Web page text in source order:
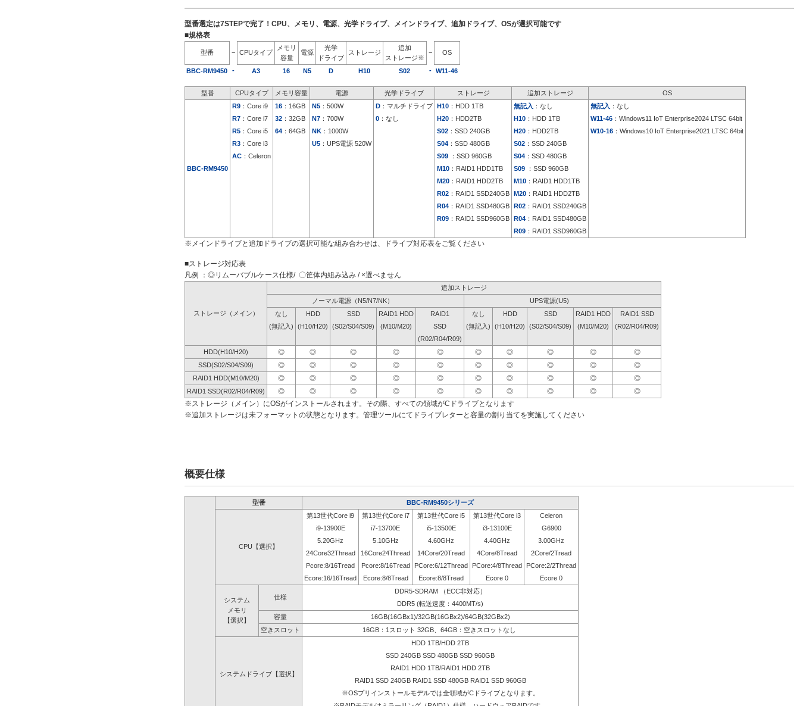
型番選定は7STEPで完了！CPU、メモリ、電源、光学ドライブ、メインドライブ、追加ドライブ、OSが選択可能です
■規格表
型番 − CPUタイプ
メモリ
容量
電源
光学
ドライブ
ストレージ
追加
ストレージ※
− OS
BBC-RM9450 - A3 16 N5 D H10 S02 - W11-46
型番 CPUタイプ メモリ容量 電源 光学ドライブ ストレージ 追加ストレージ OS
BBC-RM9450
R9 ：Core i9 16 ：16GB N5 ：500W D ：マルチドライブ H10 ：HDD 1TB 無記入 ：なし 無記入 ：なし
R7 ：Core i7 32 ：32GB N7 ：700W 0 ：なし H20 ：HDD2TB H10 ：HDD 1TB W11-46 ：Windows11 IoT Enterprise2024 LTSC 64bit
R5 ：Core i5 64 ：64GB NK ：1000W S02 ：SSD 240GB H20 ：HDD2TB W10-16 ：Windows10 IoT Enterprise2021 LTSC 64bit
R3 ：Core i3 U5 ：UPS電源 520W S04 ：SSD 480GB S02 ：SSD 240GB
AC ：Celeron S09 ：SSD 960GB S04 ：SSD 480GB
M10 ：RAID1 HDD1TB S09 ：SSD 960GB
M20 ：RAID1 HDD2TB M10 ：RAID1 HDD1TB
R02 ：RAID1 SSD240GB M20 ：RAID1 HDD2TB
R04 ：RAID1 SSD480GB R02 ：RAID1 SSD240GB
R09 ：RAID1 SSD960GB R04 ：RAID1 SSD480GB
R09 ：RAID1 SSD960GB
※メインドライブと追加ドライブの選択可能な組み合わせは、ドライブ対応表をご覧ください
■ストレージ対応表
凡例 ：◎リムーバブルケース仕様/ 〇筐体内組み込み / ×選べません
追加ストレージ
ノーマル電源（N5/N7/NK）
UPS電源(U5)
ストレージ（メイン）
なし HDD SSD RAID1 HDD RAID1 なし HDD SSD RAID1 HDD
RAID1 SSD
(無記入)
(H10/H20) (S02/S04/S09) (M10/M20) SSD (無記入) (H10/H20) (S02/S04/S09) (M10/M20)
(R02/R04/R09)
(R02/R04/R09)
HDD(H10/H20)
◎ ◎ ◎ ◎ ◎ ◎ ◎ ◎ ◎
◎
SSD(S02/S04/S09)
◎ ◎ ◎ ◎ ◎ ◎ ◎ ◎ ◎
◎
RAID1 HDD(M10/M20)
◎ ◎ ◎ ◎ ◎ ◎ ◎ ◎ ◎
◎
RAID1 SSD(R02/R04/R09)
◎ ◎ ◎ ◎ ◎ ◎ ◎ ◎ ◎ ◎
※ストレージ（メイン）にOSがインストールされます。その際、すべての領域がCドライブとなります
※追加ストレージは未フォーマットの状態となります。管理ツールにてドライブレターと容量の割り当てを実施してください
概要仕様
型番 BBC-RM9450シリーズ
CPU【選択】
第13世代Core i9 第13世代Core i7 第13世代Core i5 第13世代Core i3
Celeron
i9-13900E
i7-13700E i5-13500E i3-13100E
G6900
5.20GHz
5.10GHz 4.60GHz 4.40GHz
3.00GHz
24Core32Thread
16Core24Thread 14Core/20Tread 4Core/8Tread
2Core/2Tread
Pcore:8/16Tread
Pcore:8/16Tread PCore:6/12Thread PCore:4/8Thread
PCore:2/2Thread
Ecore:16/16Tread
Ecore:8/8Tread Ecore:8/8Tread Ecore 0 Ecore 0
システム
メモリ
【選択】
仕様
DDR5-SDRAM （ECC非対応）
DDR5 (転送速度：4400MT/s)
容量
16GB(16GBx1)/32GB(16GBx2)/64GB(32GBx2)
空きスロット
16GB：1スロット 32GB、64GB：空きスロットなし
システムドライブ【選択】
HDD 1TB/HDD 2TB
SSD 240GB SSD 480GB SSD 960GB
RAID1 HDD 1TB/RAID1 HDD 2TB
RAID1 SSD 240GB RAID1 SSD 480GB RAID1 SSD 960GB
※OSプリインストールモデルでは全領域がCドライブとなります。